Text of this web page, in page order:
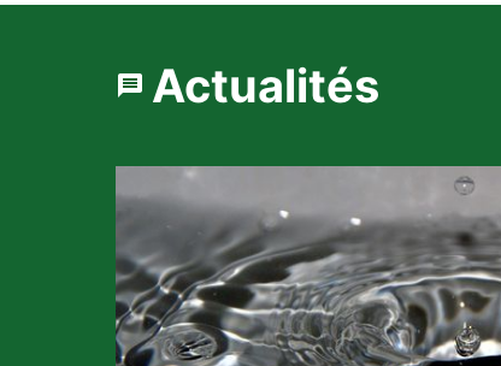
Actualités